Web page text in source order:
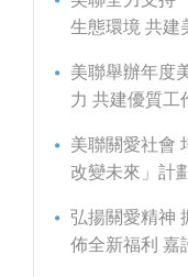
生態環境 共建
美聯舉辦年度
力 共建優質工
美聯關愛社會
改變未來」計劃
弘揚關愛精神
佈全新福利 嘉